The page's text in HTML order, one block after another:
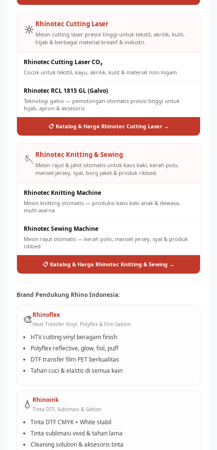
🔆 Rhinotec Cutting Laser
Mesin cutting laser presisi tinggi untuk tekstil, akrilik, kulit,
hijab & berbagai material kreatif & industri.
Rhinotec Cutting Laser CO₂
Cocok untuk tekstil, kayu, akrilik, kulit & material non-logam
Rhinotec RCL 1815 GL (Galvo)
Teknologi galvo — pemotongan otomatis presisi tinggi untuk
hijab, apron & aksesoris
📋 Katalog & Harga Rhinotec Cutting Laser →
🪡Rhinotec Knitting & Sewing
Mesin rajut & jahit otomatis untuk kaos kaki, kerah polo,
manset jersey, syal, borg jaket & produk ribbed.
Rhinotec Knitting Machine
Mesin knitting otomatis — produksi kaos kaki anak & dewasa,
multi-warna
Rhinotec Sewing Machine
Mesin rajut otomatis — kerah polo, manset jersey, syal & produk
ribbed
📋 Katalog & Harga Rhinotec Knitting & Sewing →
Brand Pendukung Rhino Indonesia:
🎨Rhinoflex
Heat Transfer Vinyl, Polyflex & Film Sablon
HTV cutting vinyl beragam finish
Polyflex reflective, glow, foil, puff
DTF transfer film PET berkualitas
Tahan cuci & elastis di semua kain
💧 Rhinoink
Tinta DTF, Sublimasi & Sablon
Tinta DTF CMYK + White stabil
Tinta sublimasi vivid & tahan lama
Cleaning solution & aksesoris tinta